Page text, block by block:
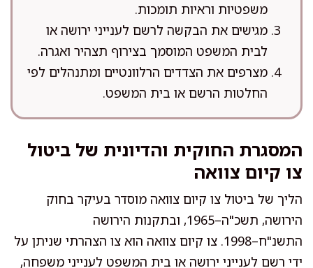
משפטיות וראיות תומכות.
מגישים את הבקשה לרשם לענייני ירושה או
לבית המשפט המוסמך בצירוף תצהיר ואגרה.
מצרפים את הצדדים הרלוונטיים ומתנהלים לפי
החלטות הרשם או בית המשפט.
המסגרת החוקית והדיונית של ביטול
צו קיום צוואה
הליך של ביטול צו קיום צוואה מוסדר בעיקר בחוק
הירושה, תשכ"ה–1965, ובתקנות הירושה
התשנ"ח–1998. צו קיום צוואה הוא צו הצהרתי שניתן על
ידי רשם לענייני ירושה או בית המשפט לענייני משפחה,